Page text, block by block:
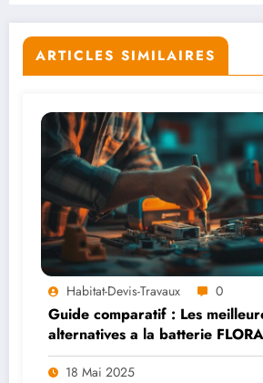
ARTICLES SIMILAIRES
Habitat-Devis-Travaux 0
Guide comparatif : Les
alternatives a la batterie
qui ne charge plus
18 Mai 2025